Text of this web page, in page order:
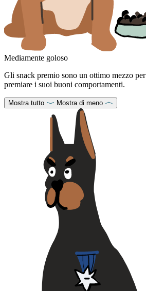
Mediamente goloso
Gli snack premio sono un ottimo mezzo per
premiare i suoi buoni comportamenti.
Mostra tutto Mostra di meno